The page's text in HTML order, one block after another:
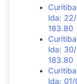
Ida:
183.80
Ida:
183.80
Ida: